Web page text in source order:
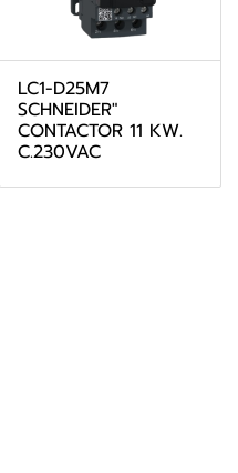
LC1-D25M7
SCHNEIDER"
CONTACTOR 11 KW.
C.230VAC